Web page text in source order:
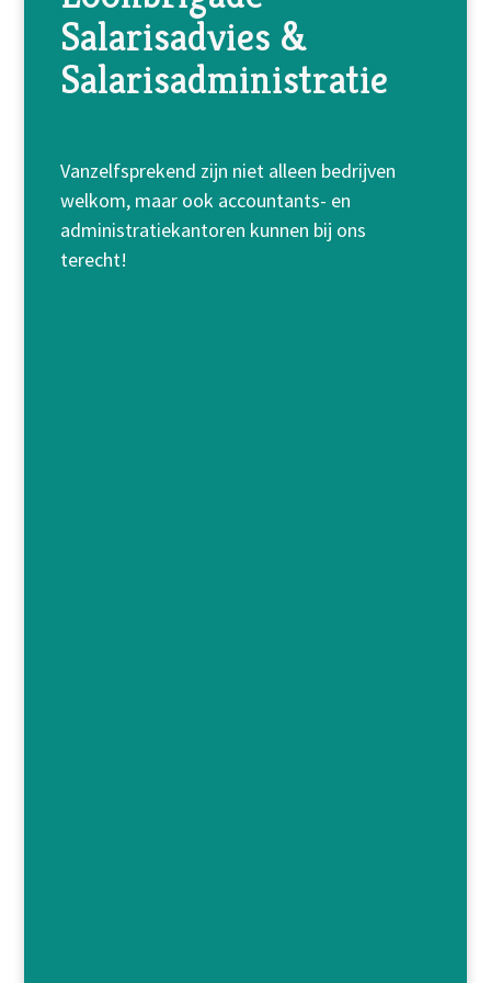
Salarisadvies &
Salarisadministratie
Vanzelfsprekend zijn niet alleen bedrijven
welkom, maar ook accountants- en
administratiekantoren kunnen bij ons
terecht!